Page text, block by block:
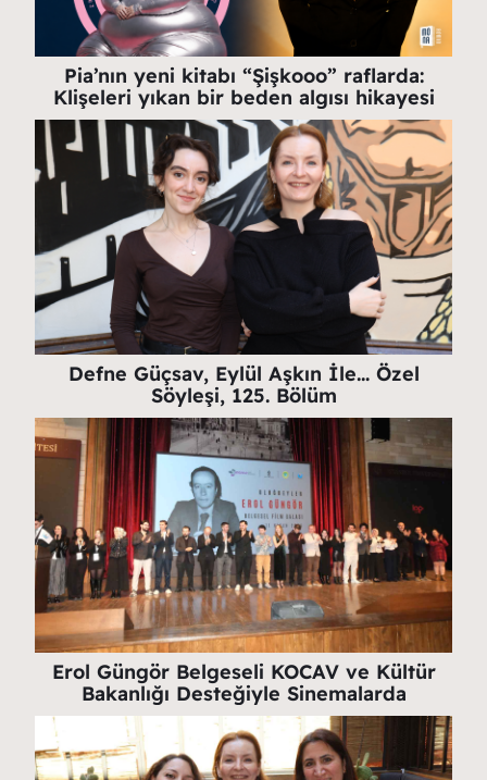
Pia’nın yeni kitabı “Şişkooo” raflarda:
Klişeleri yıkan bir beden algısı hikayesi
Defne Güçsav, Eylül Aşkın İle… Özel
Söyleşi, 125. Bölüm
Erol Güngör Belgeseli KOCAV ve Kültür
Bakanlığı Desteğiyle Sinemalarda